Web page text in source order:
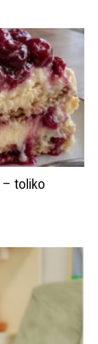
– toliko